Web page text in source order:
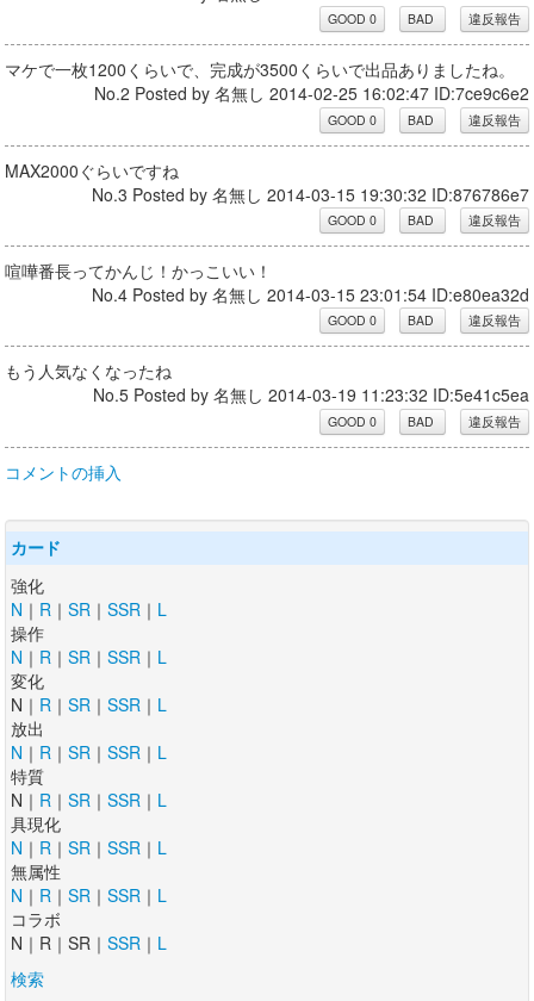
マケで一枚1200くらいで、完成が3500くらいで出品ありましたね。
No.2 Posted by 名無し 2014-02-25 16:02:47 ID:7ce9c6e2
MAX2000ぐらいですね
No.3 Posted by 名無し 2014-03-15 19:30:32 ID:876786e7
喧嘩番長ってかんじ！かっこいい！
No.4 Posted by 名無し 2014-03-15 23:01:54 ID:e80ea32d
もう人気なくなったね
No.5 Posted by 名無し 2014-03-19 11:23:32 ID:5e41c5ea
コメントの挿入
カード
強化
N ｜ R ｜ SR ｜ SSR ｜ L
操作
N ｜ R ｜ SR ｜ SSR ｜ L
変化
N｜ R ｜ SR ｜ SSR ｜ L
放出
N ｜ R ｜ SR ｜ SSR ｜ L
特質
N｜ R ｜ SR ｜ SSR ｜ L
具現化
N ｜ R ｜ SR ｜ SSR ｜ L
無属性
N ｜ R ｜ SR ｜ SSR ｜ L
コラボ
N｜R｜SR｜ SSR ｜ L
検索